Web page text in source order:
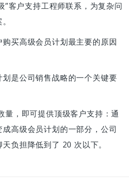
”客户支持工程师联系，为复杂问
买高级会员计划最主要的原因
是公司销售战略的一个关键要
量，即可提供顶级客户支持：通
高级会员计划的一部分，公司
负担降低到了 20 次以下。